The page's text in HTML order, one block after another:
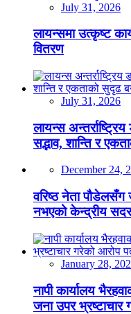
July 31, 2026
लायन्समा उत्कृष्ट
वितरण
July 31, 2026
लायन्स
सद्भाव, शान्ति र
December 24,
वरिष्ठ नेता पौडेलसँग
नभएको केन्द्रीय
January 28,
नापी कार्यालय
जना उपर भ्रष्टाचार